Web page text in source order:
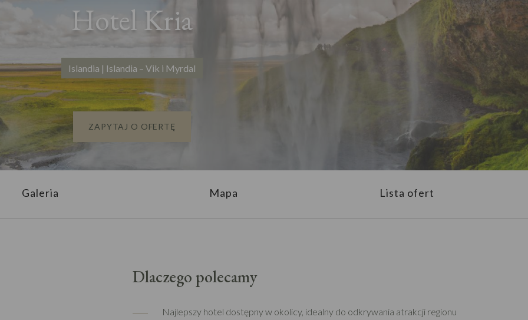
Hotel Kria
Islandia | Islandia – Vik i Myrdal
ZAPYTAJ O OFERTĘ
Galeria Mapa Lista ofert
Dlaczego polecamy
Najlepszy hotel dostępny w okolicy, idealny do odkrywania atrakcji regionu